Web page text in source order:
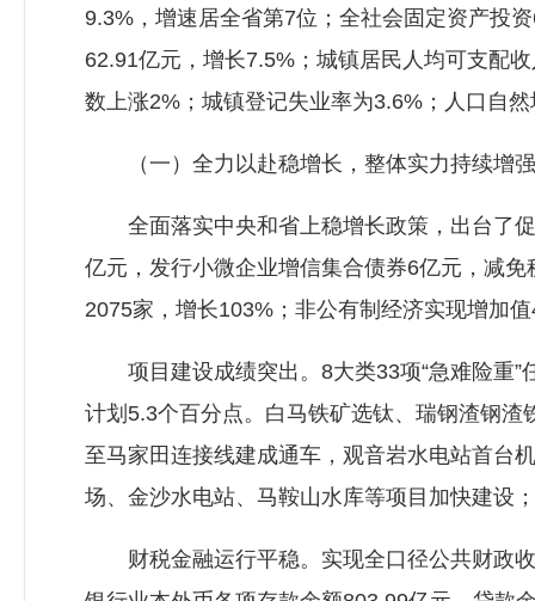
9.3%，增速居全省第7位；全社会固定资产投
62.91亿元，增长7.5%；城镇居民人均可支配
数上涨2%；城镇登记失业率为3.6%；人口自
（一）全力以赴稳增长，整体实力持续增强
全面落实中央和省上稳增长政策，出台了促
亿元，发行小微企业增信集合债券6亿元，减
2075家，增长103%；非公有制经济实现增加
项目建设成绩突出。8大类33项“急难险重”
计划5.3个百分点。白马铁矿选钛、瑞钢渣钢
至马家田连接线建成通车，观音岩水电站首台
场、金沙水电站、马鞍山水库等项目加快建设
财税金融运行平稳。实现全口径公共财政收